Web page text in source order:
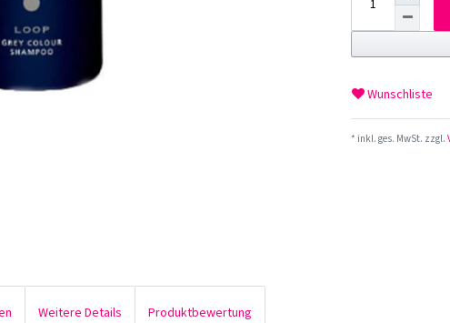
Wunschliste
* inkl. ges. MwSt. zzgl.
Weitere Details Produktbewertung